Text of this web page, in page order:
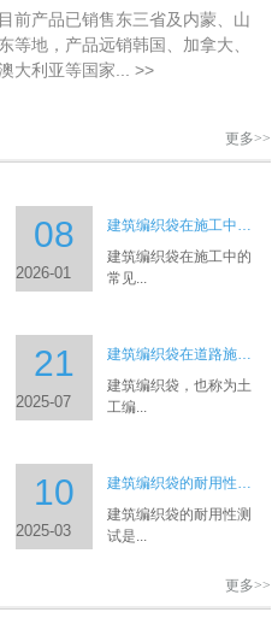
目前产品已销售东三省及内蒙、山
东等地，产品远销韩国、加拿大、
大利亚等国家... >>
更多>>
08
2026-01
建筑编织袋在施工中有哪些常见问题？
建筑编织袋在施工中的
常见...
21
2025-07
建筑编织袋在道路施工中有哪些具体用途？
建筑编织袋，也称为土
工编...
10
2025-03
建筑编织袋的耐用性如何测试？
建筑编织袋的耐用性测
试是...
更多>>